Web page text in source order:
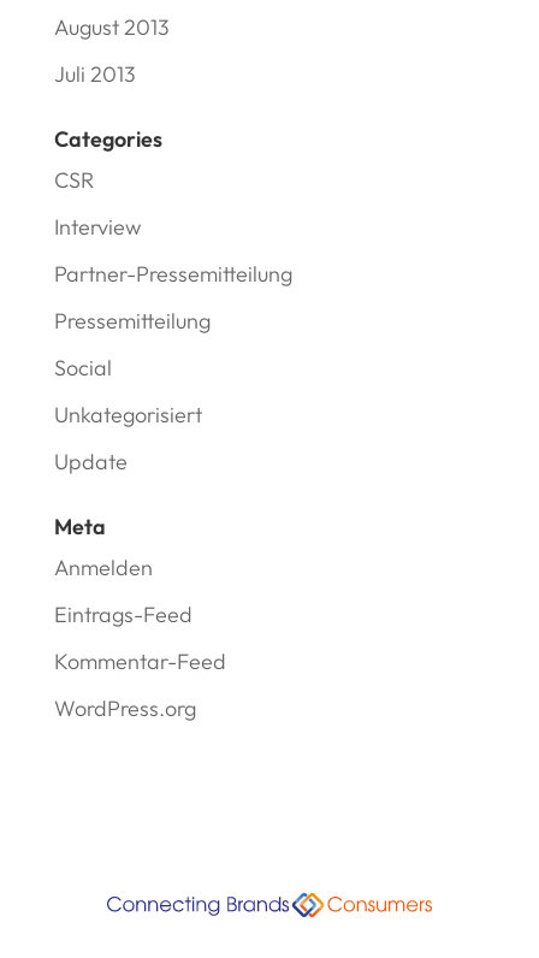
August 2013
Juli 2013
Categories
CSR
Interview
Partner-Pressemitteilung
Pressemitteilung
Social
Unkategorisiert
Update
Meta
Anmelden
Eintrags-Feed
Kommentar-Feed
WordPress.org